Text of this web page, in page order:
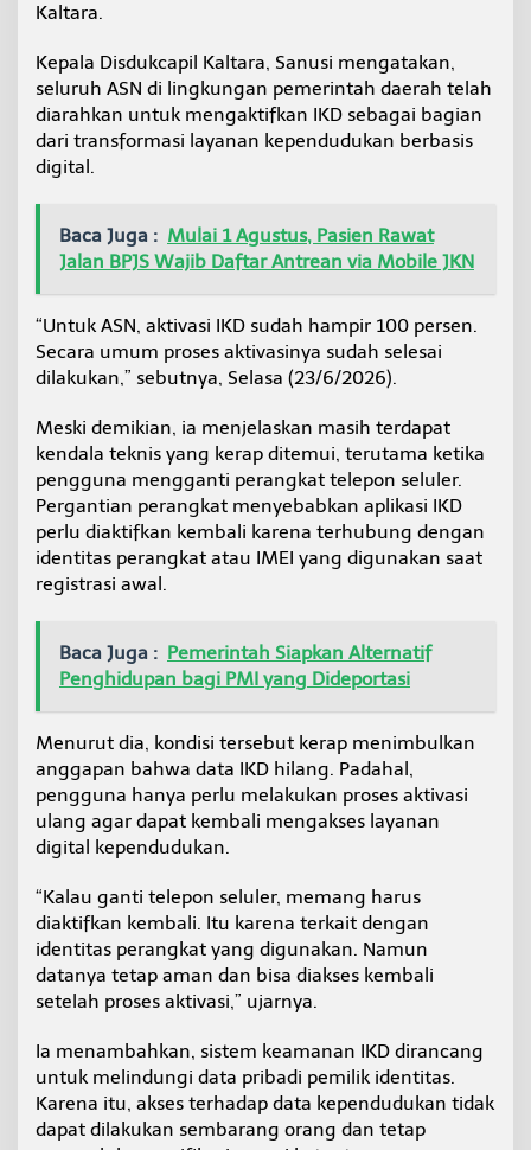
Kaltara.
Kepala Disdukcapil Kaltara, Sanusi mengatakan,
seluruh ASN di lingkungan pemerintah daerah telah
diarahkan untuk mengaktifkan IKD sebagai bagian
dari transformasi layanan kependudukan berbasis
digital.
Baca Juga : Mulai 1 Agustus, Pasien Rawat
Jalan BPJS Wajib Daftar Antrean via Mobile JKN
“Untuk ASN, aktivasi IKD sudah hampir 100 persen.
Secara umum proses aktivasinya sudah selesai
dilakukan,” sebutnya, Selasa (23/6/2026).
Meski demikian, ia menjelaskan masih terdapat
kendala teknis yang kerap ditemui, terutama ketika
pengguna mengganti perangkat telepon seluler.
Pergantian perangkat menyebabkan aplikasi IKD
perlu diaktifkan kembali karena terhubung dengan
identitas perangkat atau IMEI yang digunakan saat
registrasi awal.
Baca Juga : Pemerintah Siapkan Alternatif
Penghidupan bagi PMI yang Dideportasi
Menurut dia, kondisi tersebut kerap menimbulkan
anggapan bahwa data IKD hilang. Padahal,
pengguna hanya perlu melakukan proses aktivasi
ulang agar dapat kembali mengakses layanan
digital kependudukan.
“Kalau ganti telepon seluler, memang harus
diaktifkan kembali. Itu karena terkait dengan
identitas perangkat yang digunakan. Namun
datanya tetap aman dan bisa diakses kembali
setelah proses aktivasi,” ujarnya.
Ia menambahkan, sistem keamanan IKD dirancang
untuk melindungi data pribadi pemilik identitas.
Karena itu, akses terhadap data kependudukan tidak
dapat dilakukan sembarang orang dan tetap